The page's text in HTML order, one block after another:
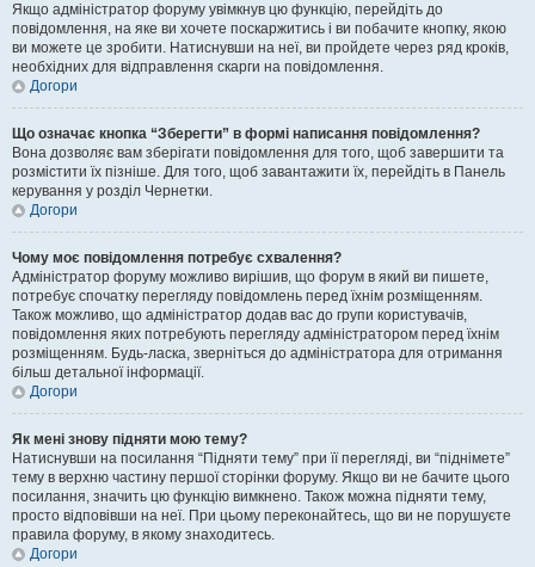
Якщо адміністратор форуму увімкнув цю функцію, перейдіть до
повідомлення, на яке ви хочете поскаржитись і ви побачите кнопку, якою
ви можете це зробити. Натиснувши на неї, ви пройдете через ряд кроків,
необхідних для відправлення скарги на повідомлення.
Догори
Що означає кнопка “Зберегти” в формі написання повідомлення?
Вона дозволяє вам зберігати повідомлення для того, щоб завершити та
розмістити їх пізніше. Для того, щоб завантажити їх, перейдіть в Панель
керування у розділ Чернетки.
Догори
Чому моє повідомлення потребує схвалення?
Адміністратор форуму можливо вирішив, що форум в який ви пишете,
потребує спочатку перегляду повідомлень перед їхнім розміщенням.
Також можливо, що адміністратор додав вас до групи користувачів,
повідомлення яких потребують перегляду адміністратором перед їхнім
розміщенням. Будь-ласка, зверніться до адміністратора для отримання
більш детальної інформації.
Догори
Як мені знову підняти мою тему?
Натиснувши на посилання “Підняти тему” при її перегляді, ви “піднімете”
тему в верхню частину першої сторінки форуму. Якщо ви не бачите цього
посилання, значить цю функцію вимкнено. Також можна підняти тему,
просто відповівши на неї. При цьому переконайтесь, що ви не порушуєте
правила форуму, в якому знаходитесь.
Догори